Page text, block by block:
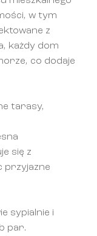
w tym
z
każdy dom
co dodaje
tarasy,
się z
przyjazne
sypialnie i
par.